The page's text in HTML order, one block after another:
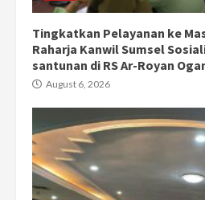
Tingkatkan Pelayanan ke
Raharja Kanwil Sumsel
santunan di RS Ar-Royan
August 6, 2026